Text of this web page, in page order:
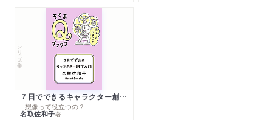
シリーズ・全集
７日でできるキャラクター創作入門
─想像って役立つの？
名取佐和子著